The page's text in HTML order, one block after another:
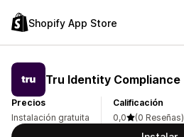
Shopify App Store
Tru Identity Compliance
Precios
Instalación gratuita
Calificación
0,0
(0 Reseñas)